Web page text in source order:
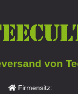
von
Firmensitz: